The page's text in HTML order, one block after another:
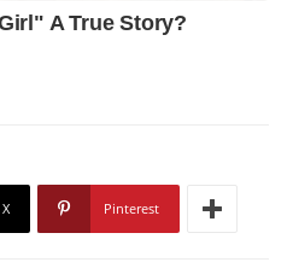
X Pinterest